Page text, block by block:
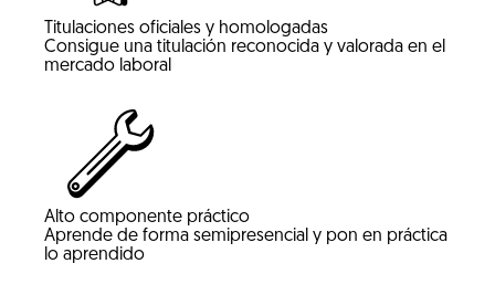
Titulaciones oficiales y homologadas
Consigue una titulación reconocida y valorada en el
mercado laboral
Alto componente práctico
Aprende de forma semipresencial y pon en práctica
lo aprendido